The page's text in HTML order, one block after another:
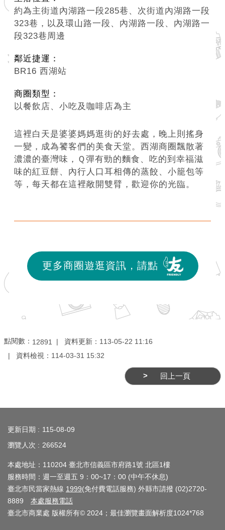
約為主街道內湖路一段285巷、次街道內湖路一段
323巷，以及環山路一段、內湖路一段、內湖路一
段323巷周邊
鄰近捷運：
BR16 西湖站
商圈類型：
以餐飲店、小吃及咖啡店為主
這裡白天是婆婆媽媽逛街的好去處，晚上則搖身
一變，成為饕客們的美食天堂。西湖商圈飄散著
濃濃的臺灣味，Ｑ彈有勁的麵食、吃的到幸福滋
味的紅豆餅、內行人口耳相傳的蒸餃、小籠包等
等，每天都在這裡敞開雙臂，歡迎你的光臨。
更多商圈遊逛資訊，請點
點閱數： 12891 資料更新： 113-05-22 11:16
資料檢視： 114-03-31 15:32
回上一頁
更新日期
115-08-09
瀏覽人次
266524
本處地址：110204 臺北市信義區市府路1號 北區1樓
服務時間：週一至週五 9：00~17：00 (中午不休息)
臺北市民當家熱線 1999(免付費電話服務) 外縣市請撥 (02)2720-
8889 本處服務電話
臺北市商業處 版權所有© 2024；最佳瀏覽畫面解析度1024*768